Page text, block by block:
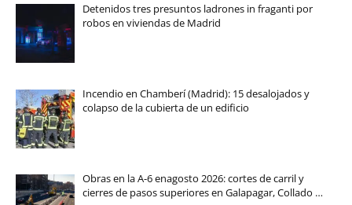
Detenidos tres presuntos ladrones in fraganti por
robos en viviendas de Madrid
Incendio en Chamberí (Madrid): 15 desalojados y
colapso de la cubierta de un edificio
Obras en la A-6 enagosto 2026: cortes de carril y
cierres de pasos superiores en Galapagar, Collado …